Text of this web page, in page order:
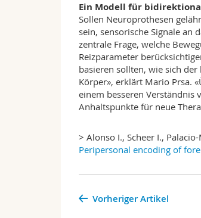
Ein Modell für
Sollen Neuroprothesen
sein, sensorische Signale an
zentrale Frage, welche
Reizparameter
basieren sollten, wie sich
Körper», erklärt Mario Prsa.
einem besseren
Anhaltspunkte für neue
> Alonso I., Scheer I.,
Peripersonal encoding of
Vorheriger Artikel